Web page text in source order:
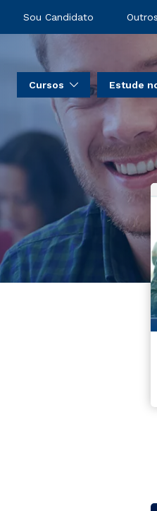
Sou Candidato Outros
Cursos Estude